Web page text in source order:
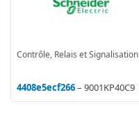
Contrôle, Relais et Signalisation
4408e5ecf266– 9001KP40C9